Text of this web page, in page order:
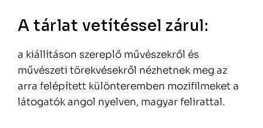
A tárlat vetítéssel zárul:
a kiállításon szereplő művészekről és
művészeti törekvésekről nézhetnek meg az
arra felépített különteremben mozifilmeket a
látogatók angol nyelven, magyar felirattal.